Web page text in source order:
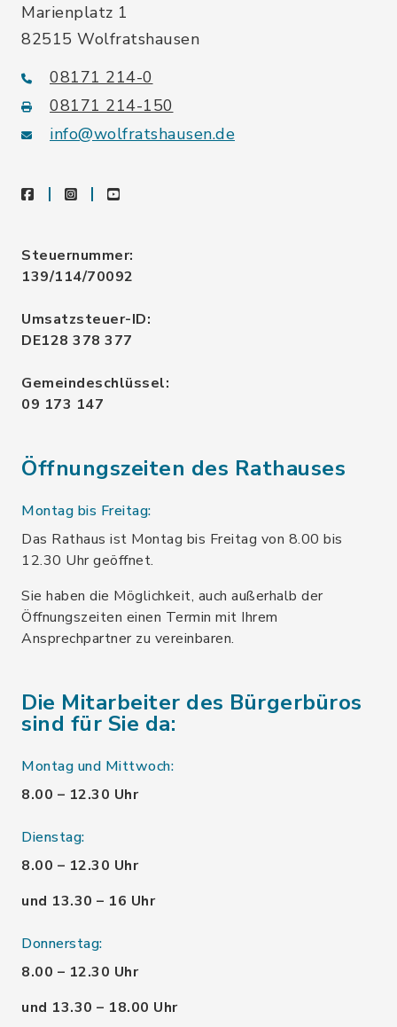
Marienplatz 1
82515 Wolfratshausen
08171 214-0
08171 214-150
info@wolfratshausen.de
facebookinstagramyoutube
Steuernummer:
139/114/70092
Umsatzsteuer-ID:
DE128 378 377
Gemeindeschlüssel:
09 173 147
Öffnungszeiten des Rathauses
Montag bis Freitag:
Das Rathaus ist Montag bis Freitag von 8.00 bis
12.30 Uhr geöffnet.
Sie haben die Möglichkeit, auch außerhalb der
Öffnungszeiten einen Termin mit Ihrem
Ansprechpartner zu vereinbaren.
Die Mitarbeiter des Bürgerbüros
sind für Sie da:
Montag und Mittwoch:
8.00 – 12.30 Uhr
Dienstag:
8.00 – 12.30 Uhr
und 13.30 – 16 Uhr
Donnerstag:
8.00 – 12.30 Uhr
und 13.30 – 18.00 Uhr